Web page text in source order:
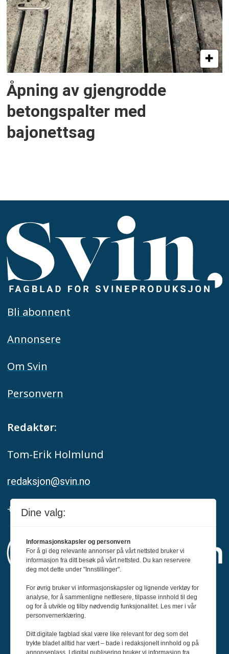
Åpning av gjengrodde
betongspalter med
bajonettsag
Bli abonnent
Annonsere
Om Svin
Personvern
Redaktør:
Tom-Erik Holmlund
redaksjon@svin.no
+47 916 68 668
Svin er medlem av Fagpressen og
arbeider etter Redaktørplakaten og Vær
Varsom-plakatens regler for god
presseskikk.
Dine valg:
Informasjonskapsler og personvern
For å gi deg relevante annonser på vårt nettsted bruker vi
informasjon fra ditt besøk på vårt nettsted. Du kan reservere
deg mot dette under "Innstillinger".
For øvrig bruker vi informasjonskapsler og lignende verktøy for
analyse, for å sammenligne nettlesere, tilpasse innhold til deg
og for å utvikle og tilby nødvendig funksjonalitet. Les mer i vår
personvernerklæring.
Ditt digitale fagblad skal være like relevant for deg som det
trykte bladet alltid har vært – bade i redaksjonelt innhold og på
annonseplass. I digital publisering bruker vi informasjon fra